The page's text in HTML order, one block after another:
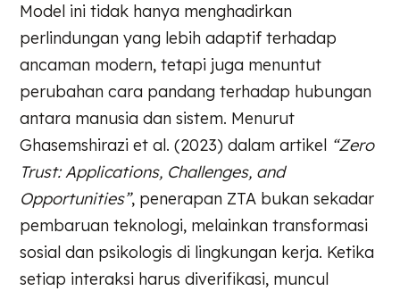
Model ini tidak hanya menghadirkan
perlindungan yang lebih adaptif terhadap
ancaman modern, tetapi juga menuntut
perubahan cara pandang terhadap hubungan
antara manusia dan sistem. Menurut
Ghasemshirazi et al. (2023) dalam artikel “Zero
Trust: Applications, Challenges, and
Opportunities”, penerapan ZTA bukan sekadar
pembaruan teknologi, melainkan transformasi
sosial dan psikologis di lingkungan kerja. Ketika
setiap interaksi harus diverifikasi, muncul